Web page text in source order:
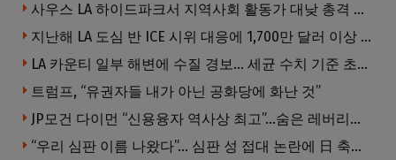
사우스 LA 하이드파크서 지역사회 활동가 대낮 총격 사망… 용의자 도주
지난해 LA 도심 반 ICE 시위 대응에 1,700만 달러 이상 지출… LAPD, 대규모 시위 대비 강화 필요
LA 카운티 일부 해변에 수질 경보… 세균 수치 기준 초과, 입수 자제 당부
트럼프, “유권자들 내가 아닌 공화당에 화난 것”
JP모건 다이먼 “신용융자 역사상 최고”…숨은 레버리지 경고
“우리 심판 이름 나왔다”… 심판 성 접대 논란에 日 축구계 발칵